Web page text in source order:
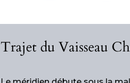
Trajet du Vaisseau